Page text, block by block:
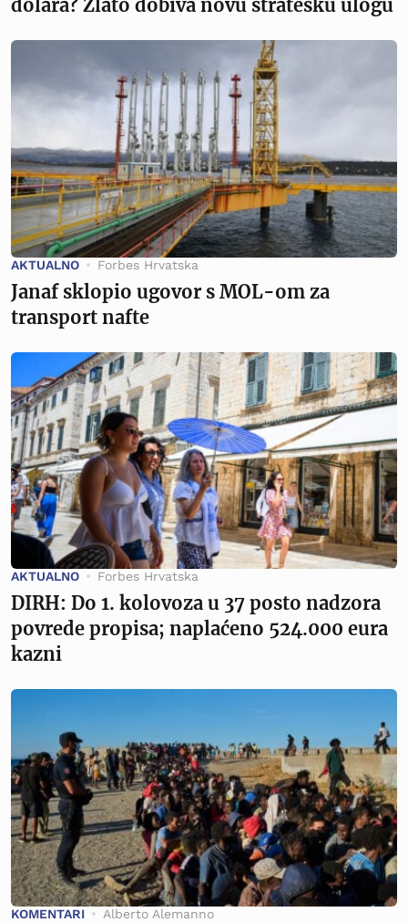
dolara? Zlato dobiva novu stratešku ulogu
AKTUALNO Forbes Hrvatska
Janaf sklopio ugovor s MOL-om za
transport nafte
AKTUALNO Forbes Hrvatska
DIRH: Do 1. kolovoza u 37 posto nadzora
povrede propisa; naplaćeno 524.000 eura
kazni
KOMENTARI Alberto Alemanno